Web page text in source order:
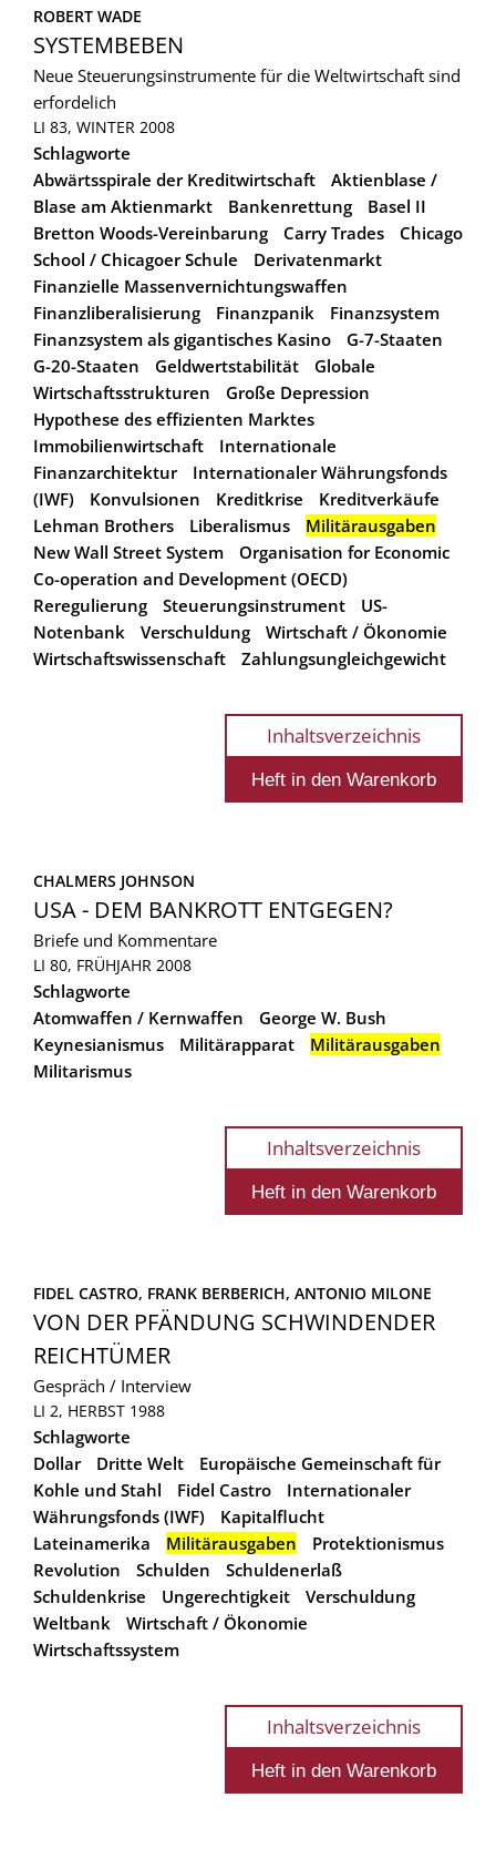
ROBERT WADE
SYSTEMBEBEN
Neue Steuerungsinstrumente für die Weltwirtschaft sind
erfordelich
LI 83, WINTER 2008
Schlagworte
Abwärtsspirale der Kreditwirtschaft
Aktienblase /
Blase am Aktienmarkt
Bankenrettung
Basel II
Bretton Woods-Vereinbarung
Carry Trades
Chicago
School / Chicagoer Schule
Derivatenmarkt
Finanzielle Massenvernichtungswaffen
Finanzliberalisierung
Finanzpanik
Finanzsystem
Finanzsystem als gigantisches Kasino
G-7-Staaten
G-20-Staaten
Geldwertstabilität
Globale
Wirtschaftsstrukturen
Große Depression
Hypothese des effizienten Marktes
Immobilienwirtschaft
Internationale
Finanzarchitektur
Internationaler Währungsfonds
(IWF)
Konvulsionen Kreditkrise
Kreditverkäufe
Lehman Brothers
Liberalismus
Militärausgaben
New Wall Street System
Organisation for Economic
Co-operation and Development (OECD)
Reregulierung
Steuerungsinstrument
US-
Notenbank
Verschuldung
Wirtschaft / Ökonomie
Wirtschaftswissenschaft
Zahlungsungleichgewicht
Inhaltsverzeichnis
CHALMERS JOHNSON
USA - DEM BANKROTT ENTGEGEN?
Briefe und Kommentare
LI 80, FRÜHJAHR 2008
Schlagworte
Atomwaffen / Kernwaffen
George W. Bush
Keynesianismus
Militärapparat
Militärausgaben
Militarismus
Inhaltsverzeichnis
FIDEL CASTRO, FRANK BERBERICH, ANTONIO MILONE
VON DER PFÄNDUNG SCHWINDENDER
REICHTÜMER
Gespräch / Interview
LI 2, HERBST 1988
Schlagworte
Dollar
Dritte Welt
Europäische Gemeinschaft für
Kohle und Stahl
Fidel Castro
Internationaler
Währungsfonds (IWF)
Kapitalflucht
Lateinamerika
Militärausgaben
Protektionismus
Revolution
Schulden
Schuldenerlaß
Schuldenkrise
Ungerechtigkeit
Verschuldung
Weltbank
Wirtschaft / Ökonomie
Wirtschaftssystem
Inhaltsverzeichnis